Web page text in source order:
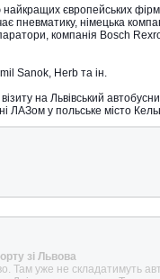
найкращих європейських
пневматику, німецька
компанія Bosch
Sanok, Herb та ін.
на Львівський
ЛАЗом у польське місто
зі Львова
Там уже не складатимуть